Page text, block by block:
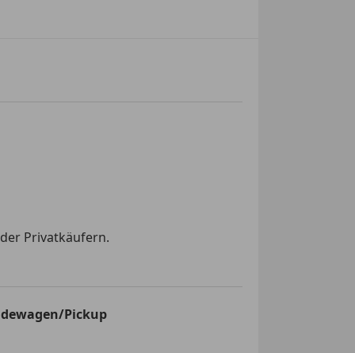
Privatkäufern.
Pickup